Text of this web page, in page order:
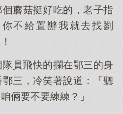
蘑菇挺好吃的，老子指
不給置辦我就去找劉
隊員飛快的攔在鄂三的身
三，冷笑著說道：「聽
倆要不要練練？」